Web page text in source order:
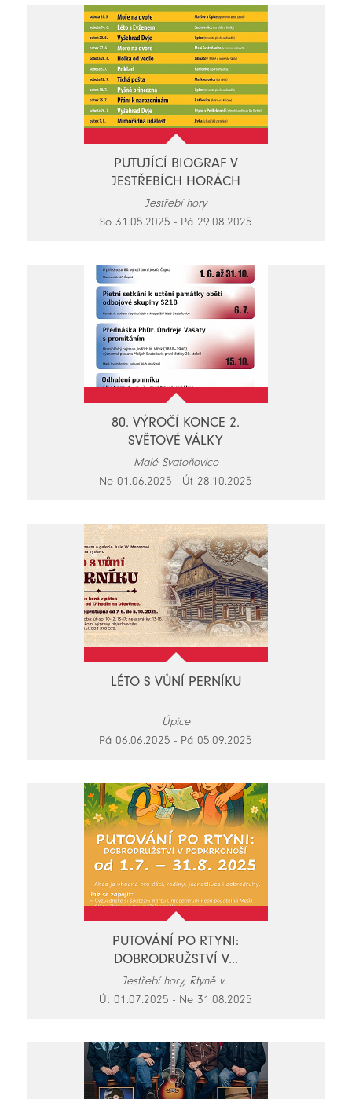
PUTUJÍCÍ BIOGRAF V
JESTŘEBÍCH HORÁCH
Jestřebí hory
So 31.05.2025 - Pá 29.08.2025
80. VÝROČÍ KONCE 2.
SVĚTOVÉ VÁLKY
Malé Svatoňovice
Ne 01.06.2025 - Út 28.10.2025
LÉTO S VŮNÍ PERNÍKU
Úpice
Pá 06.06.2025 - Pá 05.09.2025
PUTOVÁNÍ PO RTYNI:
DOBRODRUŽSTVÍ V...
Jestřebí hory, Rtyně v...
Út 01.07.2025 - Ne 31.08.2025